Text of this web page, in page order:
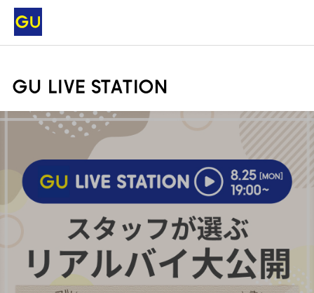
GU LIVE STATION